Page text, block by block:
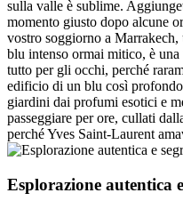
sulla valle è sublime.
momento giusto dopo alcune
vostro soggiorno a
blu intenso ormai mitico, è una
tutto per gli occhi, perché
edificio di un blu così
giardini dai profumi esotici e
passeggiare per ore, cullati
perché Yves Saint-Laurent
Esplorazione autentica